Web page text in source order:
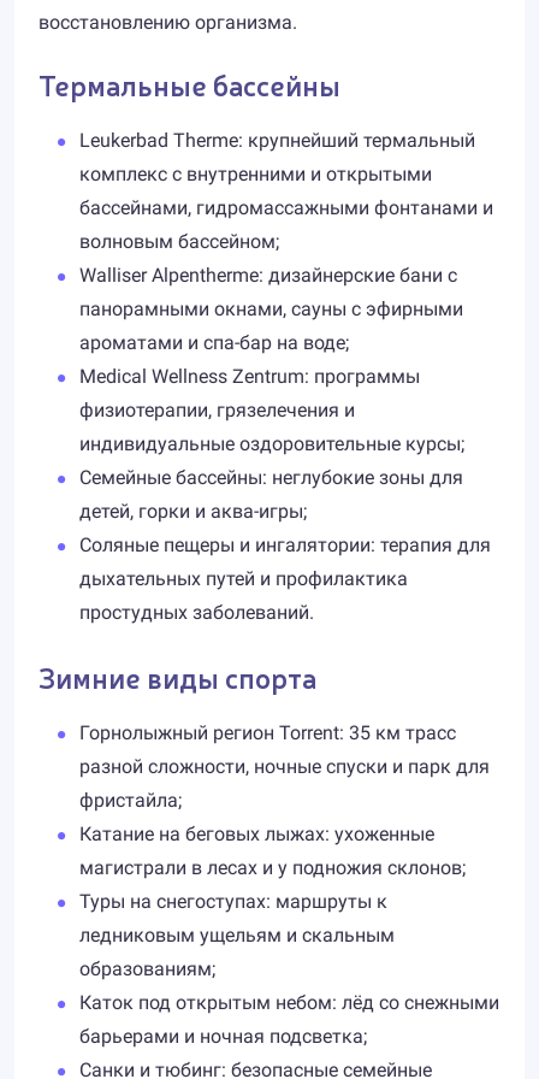
восстановлению организма.
Термальные бассейны
Leukerbad Therme: крупнейший термальный
комплекс с внутренними и открытыми
бассейнами, гидромассажными фонтанами и
волновым бассейном;
Walliser Alpentherme: дизайнерские бани с
панорамными окнами, сауны с эфирными
ароматами и спа-бар на воде;
Medical Wellness Zentrum: программы
физиотерапии, грязелечения и
индивидуальные оздоровительные курсы;
Семейные бассейны: неглубокие зоны для
детей, горки и аква-игры;
Соляные пещеры и ингалятории: терапия для
дыхательных путей и профилактика
простудных заболеваний.
Зимние виды спорта
Горнолыжный регион Torrent: 35 км трасс
разной сложности, ночные спуски и парк для
фристайла;
Катание на беговых лыжах: ухоженные
магистрали в лесах и у подножия склонов;
Туры на снегоступах: маршруты к
ледниковым ущельям и скальным
образованиям;
Каток под открытым небом: лёд со снежными
барьерами и ночная подсветка;
Санки и тюбинг: безопасные семейные